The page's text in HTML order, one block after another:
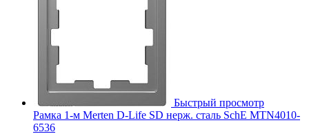
Быстрый просмотр
Рамка 1-м Merten D-Life SD нерж. сталь SchE MTN4010-
6536